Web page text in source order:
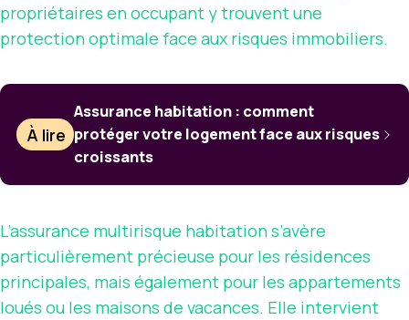
propriétaires en occupant y trouvent une
protection optimale face aux risques immobiliers.
À lire
Assurance habitation : comment
protéger votre logement face aux risques
croissants
L’assurance multirisque habitation s’avère
particulièrement précieuse pour les résidences
principales, mais également pour les appartements
loués ou les maisons de vacances. Elle intervient